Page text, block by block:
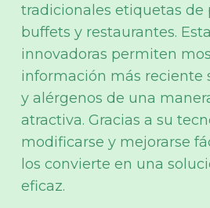
tradicionales etiquetas de
buffets y restaurantes.
innovadoras permiten
información más reciente
y alérgenos de una
atractiva. Gracias a su
modificarse y mejorarse
los convierte en una
eficaz.